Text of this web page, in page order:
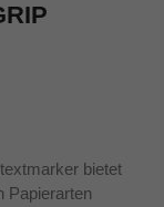
bietet
Papierarten